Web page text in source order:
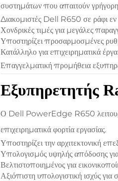
συστημάτων που απαιτούν
Διακομιστές Dell R650 σε ράφι
Χονδρικές τιμές για μεγάλες
Υποστηρίζει προσαρμοσμένες
Κατάλληλο για επιχειρηματικά
Επαγγελματική προμήθεια
Εξυπηρετητής
Ο Dell PowerEdge R650
επιχειρηματικά φορτία εργασίας.
Υποστηρίζει την αρχιτεκτονική
Υπολογισμός υψηλής απόδοσης
Βελτιστοποιημένος για
Αξιόπιστη υπολογιστική ισχύς για